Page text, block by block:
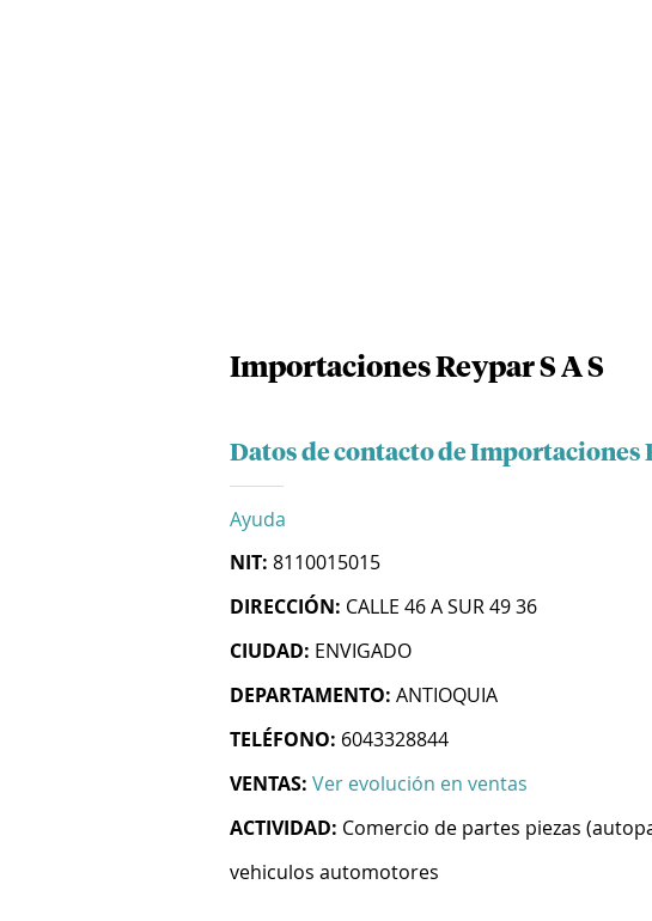
Importaciones Reypar S A S
Datos de contacto de Importaciones
Ayuda
NIT: 8110015015
DIRECCIÓN: CALLE 46 A SUR 49 36
CIUDAD: ENVIGADO
DEPARTAMENTO: ANTIOQUIA
TELÉFONO: 6043328844
VENTAS: Ver evolución en ventas
ACTIVIDAD: Comercio de partes piezas
vehiculos automotores